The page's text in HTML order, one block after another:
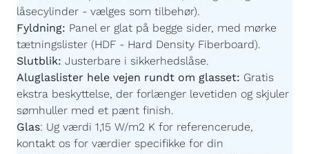
låsecylinder - vælges som tilbehør).
Fyldning: Panel er glat på begge sider, med mørke
tætningslister (HDF - Hard Density Fiberboard).
Slutblik: Justerbare i sikkerhedslåse.
Aluglaslister hele vejen rundt om glasset: Gratis
ekstra beskyttelse, der forlænger levetiden og skjuler
sømhuller med et pænt finish.
Glas: Ug værdi 1,15 W/m2 K for referencerude,
kontakt os for værdier specifikke for din